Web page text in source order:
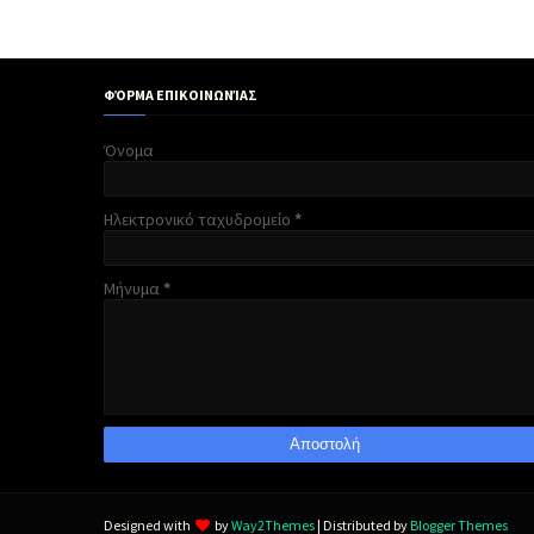
ΦΌΡΜΑ ΕΠΙΚΟΙΝΩΝΊΑΣ
Όνομα
Ηλεκτρονικό ταχυδρομείο *
Μήνυμα *
Designed with byWay2Themes | Distributed by Blogger Themes